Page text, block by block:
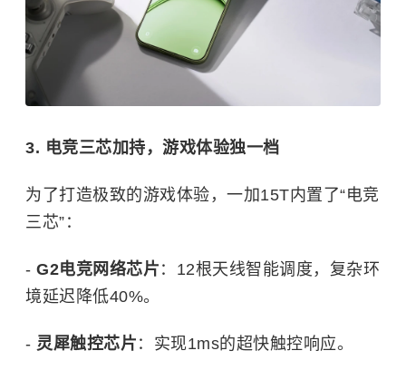
3. 电竞三芯加持，游戏体验独一档
为了打造极致的游戏体验，一加15T内置了“电竞
三芯”：
- G2电竞网络芯片 ：12根天线智能调度，复杂环
境延迟降低40%。
- 灵犀触控芯片 ：实现1ms的超快触控响应。